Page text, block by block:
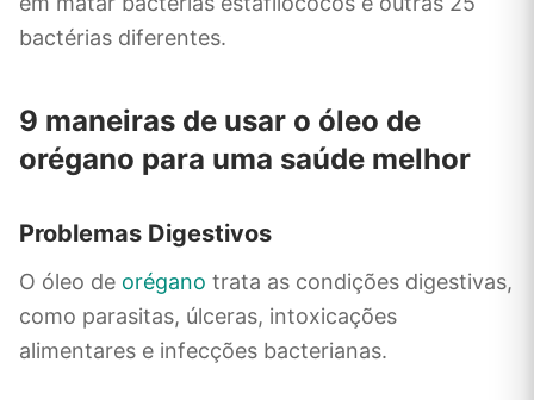
bactérias diferentes.
9 maneiras de usar o óleo de
orégano para uma saúde melhor
Problemas Digestivos
O óleo de orégano trata as condições digestivas,
como parasitas, úlceras, intoxicações
alimentares e infecções bacterianas.